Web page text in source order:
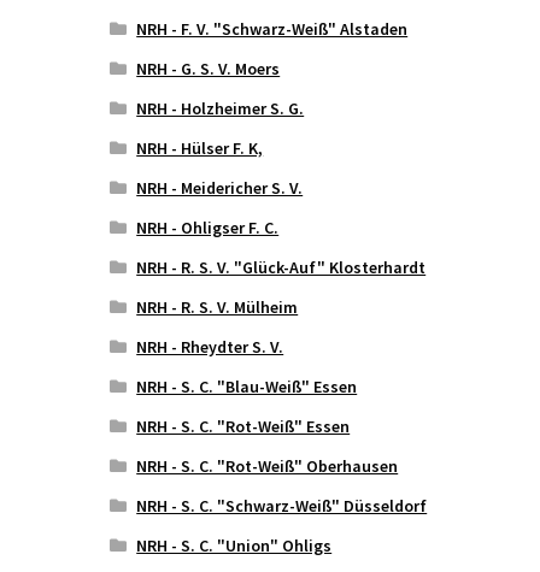
NRH - F. V. "Schwarz-Weiß" Alstaden
NRH - G. S. V. Moers
NRH - Holzheimer S. G.
NRH - Hülser F. K,
NRH - Meidericher S. V.
NRH - Ohligser F. C.
NRH - R. S. V. "Glück-Auf" Klosterhardt
NRH - R. S. V. Mülheim
NRH - Rheydter S. V.
NRH - S. C. "Blau-Weiß" Essen
NRH - S. C. "Rot-Weiß" Essen
NRH - S. C. "Rot-Weiß" Oberhausen
NRH - S. C. "Schwarz-Weiß" Düsseldorf
NRH - S. C. "Union" Ohligs